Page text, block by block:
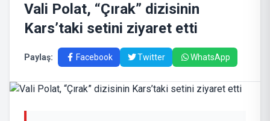
Vali Polat, “Çırak” dizisinin
Kars’taki setini ziyaret etti
Paylaş: Facebook Twitter WhatsApp